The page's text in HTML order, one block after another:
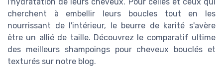
cherchent à embellir leurs boucles tout en les
nourrissant de l'intérieur, le beurre de karité s'avère
être un allié de taille. Découvrez le comparatif ultime
des meilleurs shampoings pour cheveux bouclés et
texturés sur notre blog.